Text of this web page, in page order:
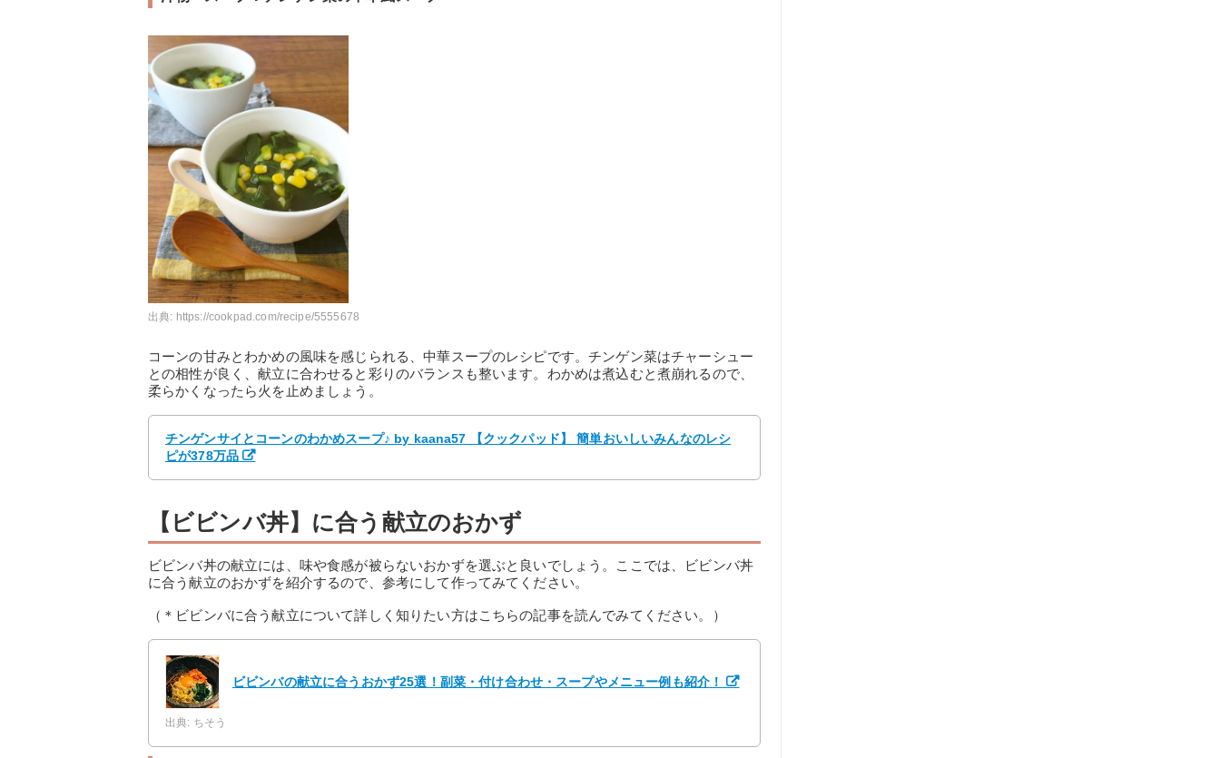
出典: https://cookpad.com/recipe/5555678
コーンの甘みとわかめの風味を感じられる、中華スープのレシピです。チンゲン菜はチャーシュー
との相性が良く、献立に合わせると彩りのバランスも整います。わかめは煮込むと煮崩れるので、
柔らかくなったら火を止めましょう。
チンゲンサイとコーンのわかめスープ♪ by kaana57 【クックパッド】 簡単おいしいみんなのレシ
ピが378万品
【ビビンバ丼】に合う献立のおかず
ビビンバ丼の献立には、味や食感が被らないおかずを選ぶと良いでしょう。ここでは、ビビンバ丼
に合う献立のおかずを紹介するので、参考にして作ってみてください。
（＊ビビンバに合う献立について詳しく知りたい方はこちらの記事を読んでみてください。）
ビビンバの献立に合うおかず25選！副菜・付け合わせ・スープやメニュー例も紹介！
出典: ちそう